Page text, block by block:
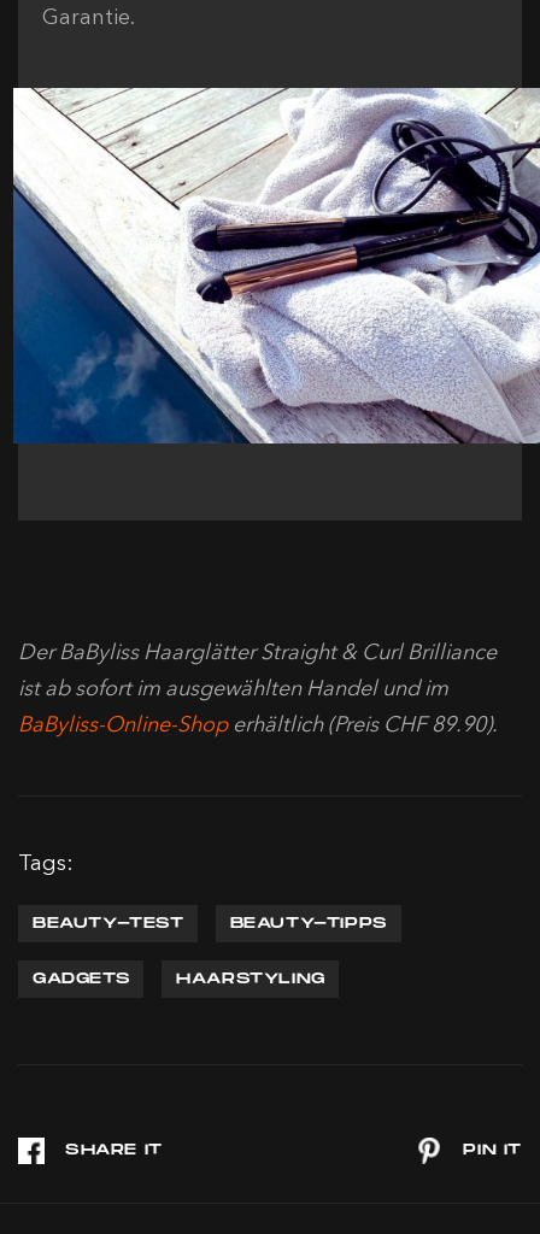
Garantie.
Der BaByliss Haarglätter Straight & Curl Brilliance
ist ab sofort im ausgewählten Handel und im
BaByliss-Online-Shoperhältlich (Preis CHF 89.90).
Tags:
BEAUTY-TEST BEAUTY-TIPPS
GADGETS HAARSTYLING